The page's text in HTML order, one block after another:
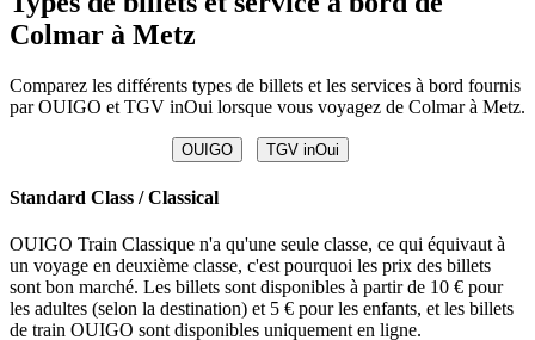
Colmar à Metz
Comparez les différents types de billets et les services à bord fournis
par OUIGO et TGV inOui lorsque vous voyagez de Colmar à Metz.
OUIGO TGV inOui
Standard Class / Classical
OUIGO Train Classique n'a qu'une seule classe, ce qui équivaut à
un voyage en deuxième classe, c'est pourquoi les prix des billets
sont bon marché. Les billets sont disponibles à partir de 10 € pour
les adultes (selon la destination) et 5 € pour les enfants, et les billets
de train OUIGO sont disponibles uniquement en ligne.